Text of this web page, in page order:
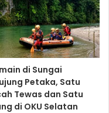
di Sungai
Petaka, Satu
Tewas dan Satu
di OKU Selatan